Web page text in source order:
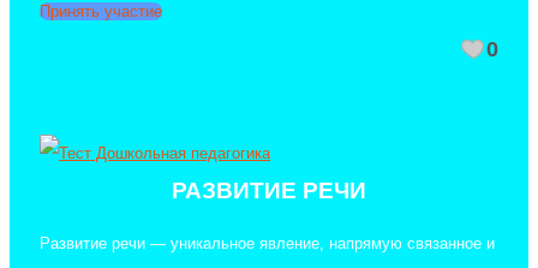
Принять участие
0
РАЗВИТИЕ РЕЧИ
Развитие речи — уникальное явление, напрямую связанное и